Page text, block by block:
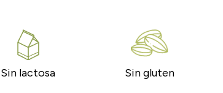
Sin lactosa Sin gluten